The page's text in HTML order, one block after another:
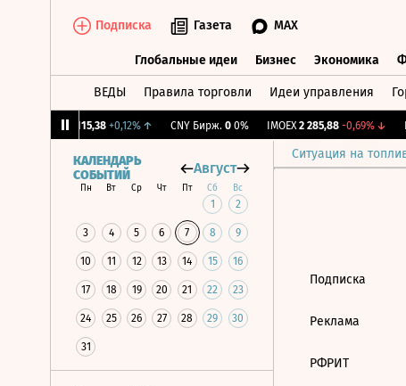
Подписка Газета MAX
Глобальные идеи Бизнес Экономика
ВЕДЫ Правила торговли Идеи управления
115,38 +0,12%↑ CNY Бирж. 0 0% IMOEX 2 285,88 -0,69%↓
Ситуация на
КАЛЕНДАРЬ
СОБЫТИЙ
Август
Пн Вт Ср Чт Пт Сб Вс
1 2
3 4 5 6 7 8 9
10 11 12 13 14 15 16
17 18 19 20 21 22 23
24 25 26 27 28 29 30
31
Подписка
Реклама
РФРИТ